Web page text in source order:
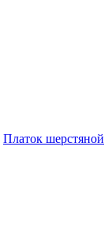
Платок шерстяной